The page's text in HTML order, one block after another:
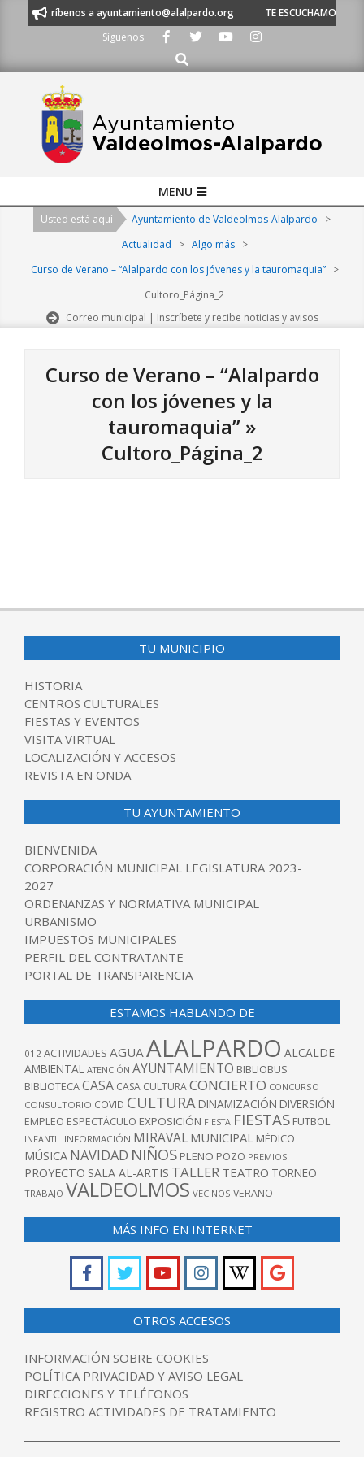
53 o escríbenos a ayuntamiento@alalpardo.org
TE ESCUCHAMOS -
Síguenos
Buscar
Navigation
MENU
Usted está aquí Ayuntamiento de Valdeolmos-Alalpardo
>
Actualidad
> Algo más
>
Curso de Verano – “Alalpardo con los jóvenes y la tauromaquia”
>
Cultoro_Página_2
Correo municipal | Inscríbete y recibe noticias y avisos
Curso de Verano – “Alalpardo
con los jóvenes y la
tauromaquia” »
Cultoro_Página_2
06-
TU MUNICIPIO
HISTORIA
CENTROS CULTURALES
FIESTAS Y EVENTOS
VISITA VIRTUAL
LOCALIZACIÓN Y ACCESOS
REVISTA EN ONDA
TU AYUNTAMIENTO
BIENVENIDA
CORPORACIÓN MUNICIPAL LEGISLATURA 2023-
2027
ORDENANZAS Y NORMATIVA MUNICIPAL
URBANISMO
IMPUESTOS MUNICIPALES
PERFIL DEL CONTRATANTE
PORTAL DE TRANSPARENCIA
ESTAMOS HABLANDO DE
012 ACTIVIDADES AGUAALALPARDO ALCALDE
AMBIENTAL ATENCIÓN AYUNTAMIENTO BIBLIOBUS
BIBLIOTECACASA CASA CULTURACONCIERTO CONCURSO
CONSULTORIO COVID CULTURA DINAMIZACIÓN DIVERSIÓN
EMPLEO ESPECTÁCULO EXPOSICIÓN FIESTA FIESTAS FUTBOL
INFANTIL INFORMACIÓN MIRAVAL MUNICIPAL MÉDICO
MÚSICA NAVIDAD NIÑOS PLENO POZO PREMIOS
PROYECTO SALA AL-ARTIS TALLER TEATRO TORNEO
TRABAJO VALDEOLMOS VECINOS VERANO
MÁS INFO EN INTERNET
OTROS ACCESOS
INFORMACIÓN SOBRE COOKIES
POLÍTICA PRIVACIDAD Y AVISO LEGAL
DIRECCIONES Y TELÉFONOS
REGISTRO ACTIVIDADES DE TRATAMIENTO